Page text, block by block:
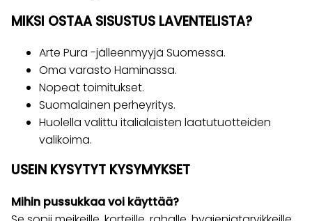
MIKSI OSTAA SISUSTUS LAVENTELISTA?
Arte Pura -jälleenmyyjä Suomessa.
Oma varasto Haminassa.
Nopeat toimitukset.
Suomalainen perheyritys.
Huolella valittu italialaisten laatutuotteiden
valikoima.
USEIN KYSYTYT KYSYMYKSET
Mihin pussukkaa voi käyttää?